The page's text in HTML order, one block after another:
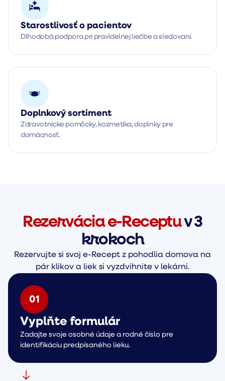
Starostlivosť o pacientov
Dlhodobá podpora pri pravidelnej liečbe a sledovaní.
Doplnkový sortiment
Zdravotnícke pomôcky, kozmetika, doplnky pre
domácnosť.
Rezervácia e-Receptuv 3
krokoch
Rezervujte si svoj e-Recept z pohodlia domova na
pár klikov a liek si vyzdvihnite v lekárni.
01
Vyplňte formulár
Zadajte svoje osobné údaje a rodné číslo pre
identifikáciu predpísaného lieku.